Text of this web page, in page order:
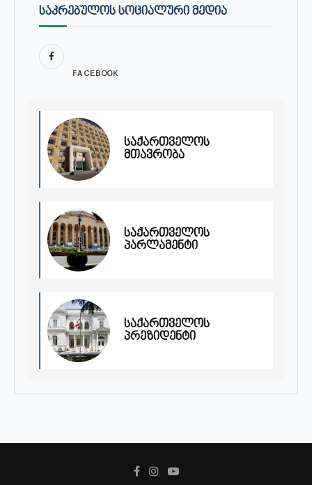
ᲡᲐᲙᲠᲔᲑᲣᲚᲝᲡ ᲡᲝᲪᲘᲐᲚᲣᲠᲘ ᲛᲔᲓᲘᲐ
FACEBOOK
საქართველოს
მთავრობა
საქართველოს
პარლამენტი
საქართველოს
პრეზიდენტი